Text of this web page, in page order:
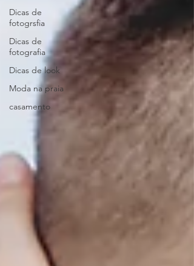
Dicas de
fotogrsfia
Dicas de
fotografia
Dicas de look
Moda na praia
casamento